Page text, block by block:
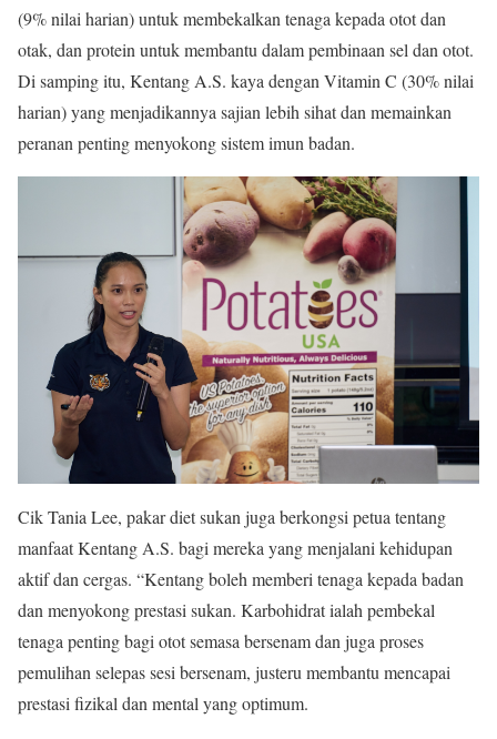
(9% nilai harian) untuk membekalkan tenaga kepada otot dan
otak, dan protein untuk membantu dalam pembinaan sel dan otot.
Di samping itu, Kentang A.S. kaya dengan Vitamin C (30% nilai
harian) yang menjadikannya sajian lebih sihat dan memainkan
peranan penting menyokong sistem imun badan.
Cik Tania Lee, pakar diet sukan juga berkongsi petua tentang
manfaat Kentang A.S. bagi mereka yang menjalani kehidupan
aktif dan cergas. “Kentang boleh memberi tenaga kepada badan
dan menyokong prestasi sukan. Karbohidrat ialah pembekal
tenaga penting bagi otot semasa bersenam dan juga proses
pemulihan selepas sesi bersenam, justeru membantu mencapai
prestasi fizikal dan mental yang optimum.